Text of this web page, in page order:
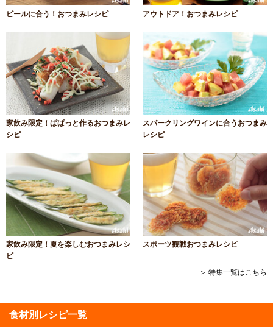
ビールに合う！おつまみレシピ アウトドア！おつまみレシピ
家飲み限定！ぱぱっと作るおつまみレ
シピ
スパークリングワインに合うおつまみ
レシピ
家飲み限定！夏を楽しむおつまみレシ
ピ
スポーツ観戦おつまみレシピ
＞ 特集一覧はこちら
食材別レシピ一覧